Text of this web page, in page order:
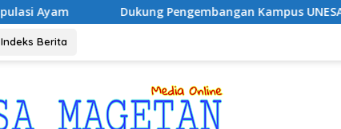
Dukung Pengembangan Kampus UNESA di Pusat Kota,
Indeks Berita